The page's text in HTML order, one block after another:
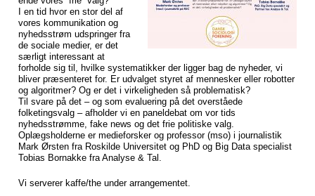
I en tid hvor en stor del af
vores kommunikation og
nyhedsstrøm udspringer fra
de sociale medier, er det
særligt interessant at
forholde sig til, hvilke systematikker der ligger bag de nyheder, vi
bliver præsenteret for. Er udvalget styret af mennesker eller robotter
og algoritmer? Og er det i virkeligheden så problematisk?
Til svare på det – og som evaluering på det overståede
folketingsvalg – afholder vi en paneldebat om vor tids
nyhedsstrømme, fake news og det frie politiske valg.
Oplægsholderne er medieforsker og professor (mso) i journalistik
Mark Ørsten fra Roskilde Universitet og PhD og Big Data specialist
Tobias Bornakke fra Analyse & Tal.
Vi serverer kaffe/the under arrangementet.